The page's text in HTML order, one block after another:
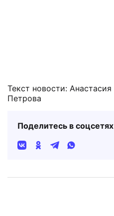
Текст новости: Анастасия
Петрова
Поделитесь в соцсетях